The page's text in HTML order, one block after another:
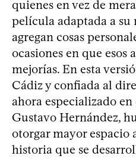
quienes en vez de
película adaptada a
agregan cosas
ocasiones en que esos
mejorías. En esta
Cádiz y confiada al
ahora especializado
Gustavo Hernández,
otorgar mayor espacio
historia que se